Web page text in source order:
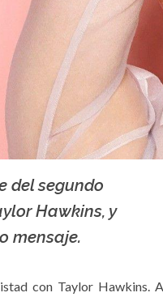
del segundo
Hawkins, y
mensaje.
con Taylor Hawkins.